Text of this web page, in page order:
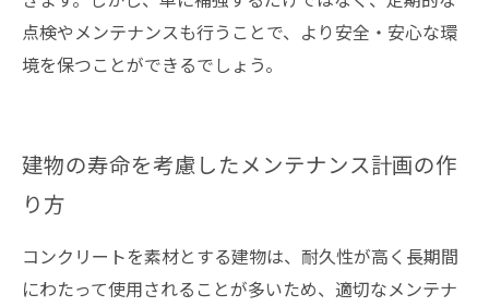
点検やメンテナンスも行うことで、より安全・安心な環
境を保つことができるでしょう。
建物の寿命を考慮したメンテナンス計画の作
り方
コンクリートを素材とする建物は、耐久性が高く長期間
にわたって使用されることが多いため、適切なメンテナ